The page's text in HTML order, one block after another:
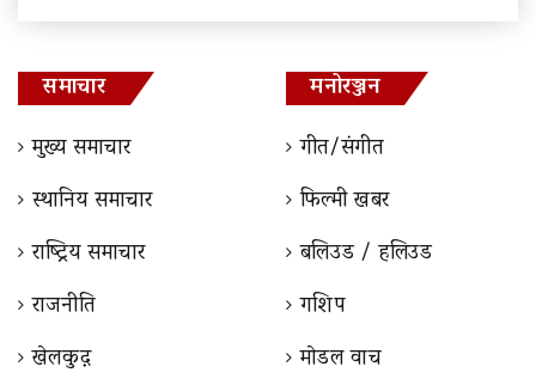
समाचार
मुख्य समाचार
स्थानिय समाचार
राष्ट्रिय समाचार
राजनीति
खेलकुद़़
मनोरञ्जन
गीत/संगीत
फिल्मी खबर
बलिउड / हलिउड
गशिप
माेडल वाच